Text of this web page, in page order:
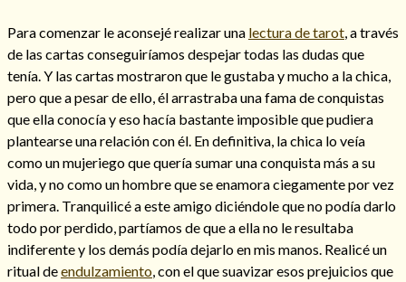
Endulzamiento
Para comenzar le aconsejé realizar una lectura de tarot , a través
de las cartas conseguiríamos despejar todas las dudas que
tenía. Y las cartas mostraron que le gustaba y mucho a la chica,
pero que a pesar de ello, él arrastraba una fama de conquistas
que ella conocía y eso hacía bastante imposible que pudiera
plantearse una relación con él. En definitiva, la chica lo veía
como un mujeriego que quería sumar una conquista más a su
vida, y no como un hombre que se enamora ciegamente por vez
primera. Tranquilicé a este amigo diciéndole que no podía darlo
todo por perdido, partíamos de que a ella no le resultaba
indiferente y los demás podía dejarlo en mis manos. Realicé un
ritual deendulzamiento , con el que suavizar esos prejuicios que